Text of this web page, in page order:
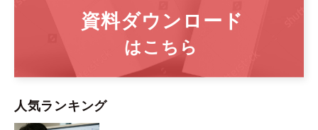
人気ランキング